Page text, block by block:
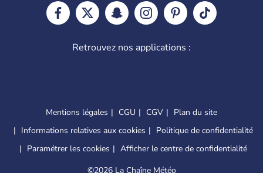
Retrouvez nos applications :
Mentions légales CGU CGV
Plan du site
Informations relatives aux cookies
Politique de confidentialité
Paramétrer les cookies
Afficher le centre de confidentialité
©2026 La Chaîne Météo